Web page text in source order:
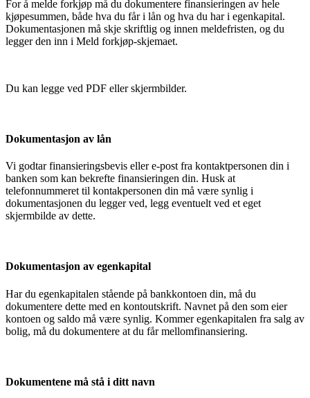
For å melde forkjøp må du dokumentere finansieringen av hele
kjøpesummen, både hva du får i lån og hva du har i egenkapital.
Dokumentasjonen må skje skriftlig og innen meldefristen, og du
legger den inn i Meld forkjøp-skjemaet.
Du kan legge ved PDF eller skjermbilder.
Dokumentasjon av lån
Vi godtar finansieringsbevis eller e-post fra kontaktpersonen din i
banken som kan bekrefte finansieringen din. Husk at
telefonnummeret til kontakpersonen din må være synlig i
dokumentasjonen du legger ved, legg eventuelt ved et eget
skjermbilde av dette.
Dokumentasjon av egenkapital
Har du egenkapitalen stående på bankkontoen din, må du
dokumentere dette med en kontoutskrift. Navnet på den som eier
kontoen og saldo må være synlig. Kommer egenkapitalen fra salg av
bolig, må du dokumentere at du får mellomfinansiering.
Dokumentene må stå i ditt navn